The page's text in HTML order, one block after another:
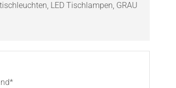
, LED Tischlampen, GRAU